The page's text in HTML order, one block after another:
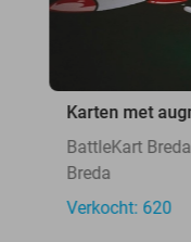
Karten met
BattleKart Breda
Breda
Verkocht: 620